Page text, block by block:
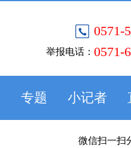
0571-
举报电话： 0571-
专题 小记者
微信扫一扫